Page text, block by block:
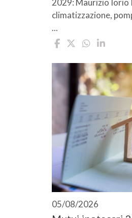
2029: Maurizio Iorio
climatizzazione,
...
05/08/2026